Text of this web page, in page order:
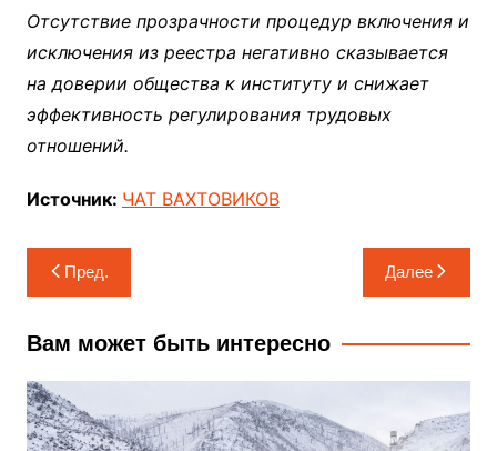
Отсутствие прозрачности процедур включения и
исключения из реестра негативно сказывается
на доверии общества к институту и снижает
эффективность регулирования трудовых
отношений.
Источник: ЧАТ ВАХТОВИКОВ
Навигация
по
записям
Пред. Далее
Вам может быть интересно